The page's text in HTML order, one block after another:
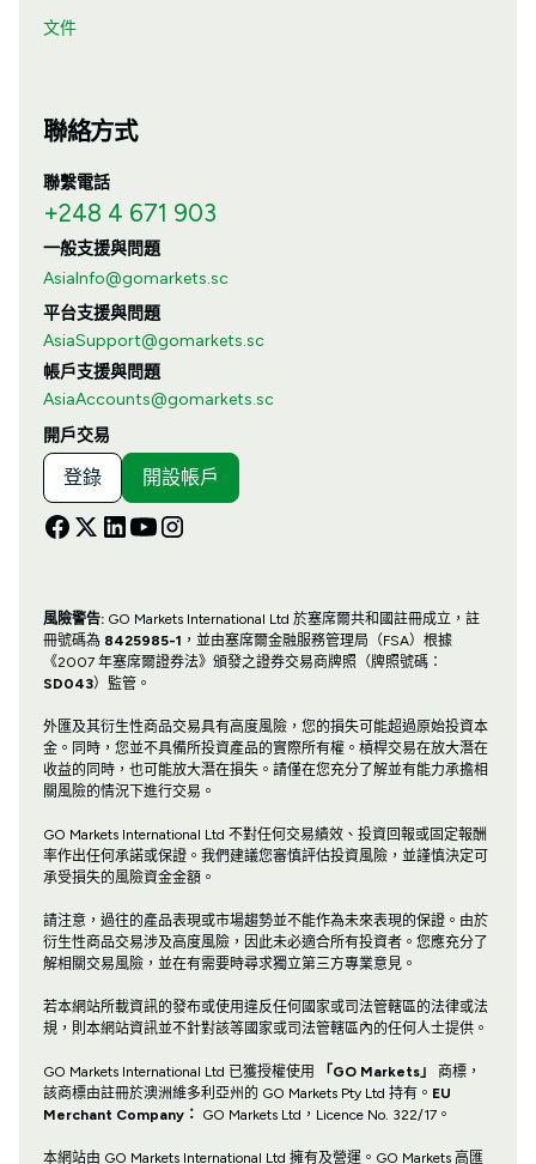
文件
聯絡方式
聯繫電話
+248 4 671 903
一般支援與問題
AsiaInfo@gomarkets.sc
平台支援與問題
AsiaSupport@gomarkets.sc
帳戶支援與問題
AsiaAccounts@gomarkets.sc
開戶交易
登錄 開設帳戶
風險警告:GO Markets International Ltd 於塞席爾共和國註冊成立，註
冊號碼為 8425985-1 ，並由塞席爾金融服務管理局（FSA）根據
《2007 年塞席爾證券法》頒發之證券交易商牌照（牌照號碼：
SD043）監管。
外匯及其衍生性商品交易具有高度風險，您的損失可能超過原始投資本
金。同時，您並不具備所投資產品的實際所有權。槓桿交易在放大潛在
收益的同時，也可能放大潛在損失。請僅在您充分了解並有能力承擔相
關風險的情況下進行交易。
GO Markets International Ltd 不對任何交易績效、投資回報或固定報酬
率作出任何承諾或保證。我們建議您審慎評估投資風險，並謹慎決定可
承受損失的風險資金金額。
請注意，過往的產品表現或市場趨勢並不能作為未來表現的保證。由於
衍生性商品交易涉及高度風險，因此未必適合所有投資者。您應充分了
解相關交易風險，並在有需要時尋求獨立第三方專業意見。
若本網站所載資訊的發布或使用違反任何國家或司法管轄區的法律或法
規，則本網站資訊並不針對該等國家或司法管轄區內的任何人士提供。
GO Markets International Ltd 已獲授權使用 「GO Markets」
商標，
該商標由註冊於澳洲維多利亞州的 GO Markets Pty Ltd 持有。 EU
Merchant Company： GO Markets Ltd，Licence No. 322/17。
本網站由 GO Markets International Ltd 擁有及營運。GO Markets 高匯